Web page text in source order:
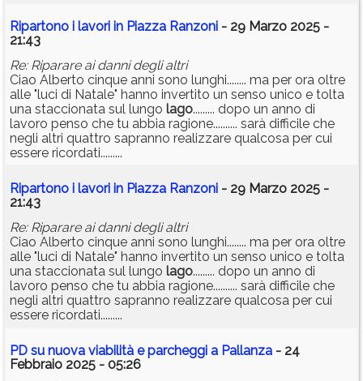
Ripartono i lavori in Piazza Ranzoni - 29 Marzo 2025 -
21:43
Re: Riparare ai danni degli altri
Ciao Alberto cinque anni sono lunghi........ ma per ora oltre
alle "luci di Natale" hanno invertito un senso unico e tolta
una staccionata sul lungo lago......... dopo un anno di
lavoro penso che tu abbia ragione.......... sarà difficile che
negli altri quattro sapranno realizzare qualcosa per cui
essere ricordati.........
Ripartono i lavori in Piazza Ranzoni - 29 Marzo 2025 -
21:43
Re: Riparare ai danni degli altri
Ciao Alberto cinque anni sono lunghi........ ma per ora oltre
alle "luci di Natale" hanno invertito un senso unico e tolta
una staccionata sul lungo lago......... dopo un anno di
lavoro penso che tu abbia ragione.......... sarà difficile che
negli altri quattro sapranno realizzare qualcosa per cui
essere ricordati.........
PD su nuova viabilità e parcheggi a Pallanza - 24
Febbraio 2025 - 05:26